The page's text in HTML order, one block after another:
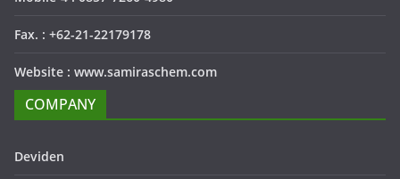
Fax. : +62-21-22179178
Website : www.samiraschem.com
COMPANY
Deviden